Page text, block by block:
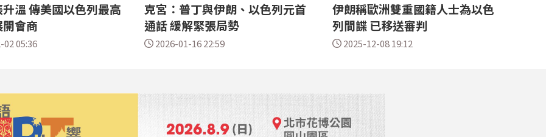
溫 傳美國以色列最高
會商
02 05:36
克宮：普丁與伊朗、以色列元首
通話 緩解緊張局勢
2026-01-16 22:59
伊朗稱歐洲雙重國籍人士為以色
列間諜 已移送審判
2025-12-08 19:12